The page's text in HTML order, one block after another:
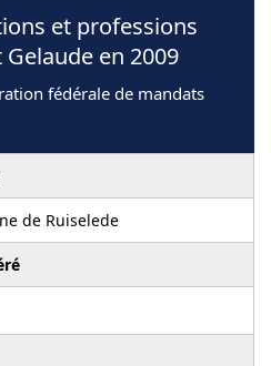
et professions
en 2009
fédérale de mandats
de Ruiselede